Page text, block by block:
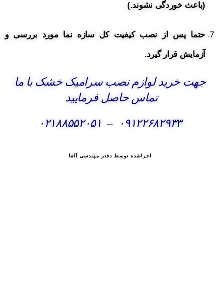
(باعث خوردگی نشوند.)
حتما پس از نصب کیفیت کل سازه نما مورد بررسی و
آزمایش قرار گیرد.
جهت خرید لوازم نصب سرامیک خشک با ما
تماس حاصل فرمایید
۰۹۱۲۲۶۸۲۹۳۳ – ۰۲۱۸۸۵۵۲۰۵۱
اجراشده توسط دفتر مهندسی آلفا